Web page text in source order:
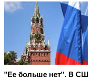
"Ее больше нет". В